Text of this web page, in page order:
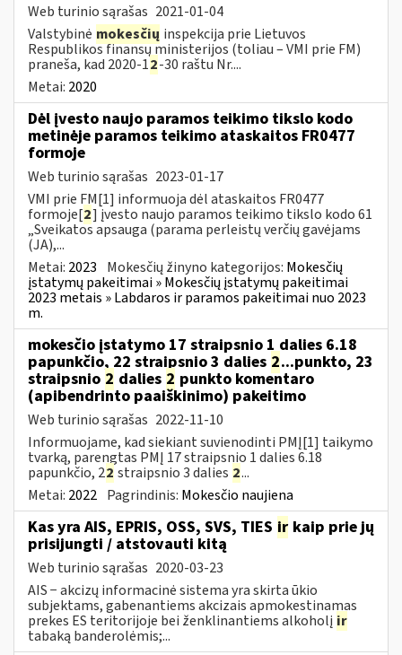
Web turinio sąrašas 2021-01-04
Valstybinė mokesčių inspekcija prie Lietuvos
Respublikos finansų ministerijos (toliau – VMI prie FM)
praneša, kad 2020-12-30 raštu Nr....
Metai: 2020
Dėl įvesto naujo paramos teikimo tikslo kodo
metinėje paramos teikimo ataskaitos FR0477
formoje
Web turinio sąrašas 2023-01-17
VMI prie FM[1] informuoja dėl ataskaitos FR0477
formoje[2] įvesto naujo paramos teikimo tikslo kodo 61
„Sveikatos apsauga (parama perleistų verčių gavėjams
(JA),...
Metai: 2023 Mokesčių žinyno kategorijos: Mokesčių
įstatymų pakeitimai » Mokesčių įstatymų pakeitimai
2023 metais » Labdaros ir paramos pakeitimai nuo 2023
m.
mokesčio įstatymo 17 straipsnio 1 dalies 6.18
papunkčio, 22 straipsnio 3 dalies 2...punkto, 23
straipsnio 2 dalies 2 punkto komentaro
(apibendrinto paaiškinimo) pakeitimo
Web turinio sąrašas 2022-11-10
Informuojame, kad siekiant suvienodinti PMĮ[1] taikymo
tvarką, parengtas PMĮ 17 straipsnio 1 dalies 6.18
papunkčio, 22 straipsnio 3 dalies 2...
Metai: 2022 Pagrindinis: Mokesčio naujiena
Kas yra AIS, EPRIS, OSS, SVS, TIES ir kaip prie jų
prisijungti / atstovauti kitą
Web turinio sąrašas 2020-03-23
AIS − akcizų informacinė sistema yra skirta ūkio
subjektams, gabenantiems akcizais apmokestinamas
prekes ES teritorijoje bei ženklinantiems alkoholį ir
tabaką banderolėmis;...